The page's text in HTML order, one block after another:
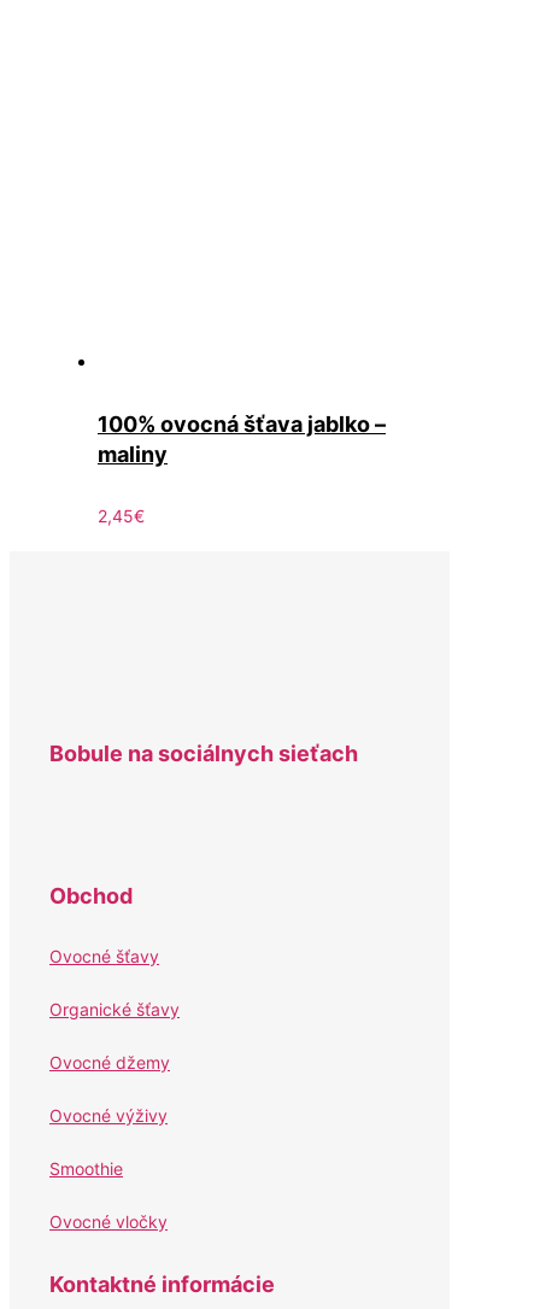
100% ovocná šťava jablko –
maliny
2,45€
Bobule na sociálnych sieťach
Obchod
Ovocné šťavy
Organické šťavy
Ovocné džemy
Ovocné výživy
Smoothie
Ovocné vločky
Kontaktné informácie